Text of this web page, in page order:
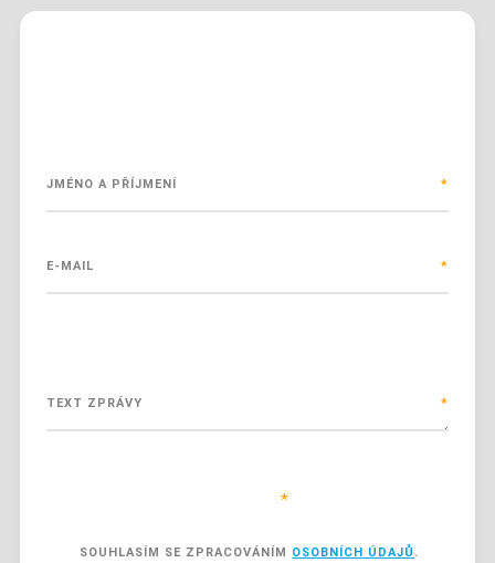
JMÉNO A PŘÍJMENÍ *
E-MAIL *
TEXT ZPRÁVY *
*
SOUHLASÍM
SOUHLASÍM SE ZPRACOVÁNÍM OSOBNÍCH ÚDAJŮ